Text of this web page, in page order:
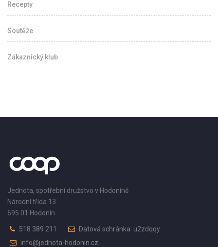
Recepty
Soutěže
Zákaznický klub
Jednota, spotřební družstvo v Hodoníně
Národní třída 13
695 01 Hodonín
518 389 211
Datová schránka: u2zdqqy
info@jednota-hodonin.cz